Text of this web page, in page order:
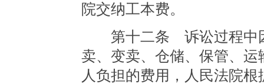
院交纳工本费。
第十二条 诉讼过程中因
卖、变卖、仓储、保管、
人负担的费用，人民法院